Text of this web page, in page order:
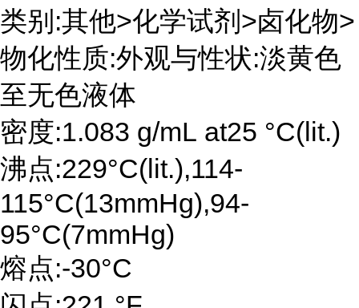
类别:其他>化学试剂>卤化物>
物化性质:外观与性状:淡黄色
至无色液体
密度:1.083 g/mL at25 °C(lit.)
沸点:229°C(lit.),114-
115°C(13mmHg),94-
95°C(7mmHg)
熔点:-30°C